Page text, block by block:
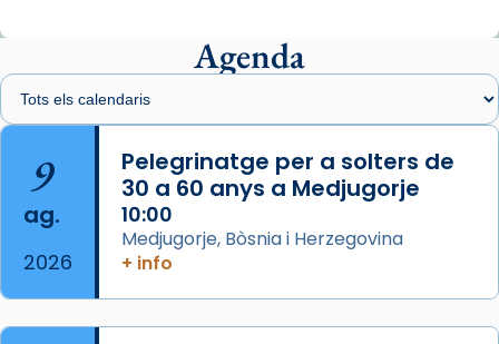
presidit aquest 27 de juliol la missa de Les
Santes de Mataró.
🔗 tinyurl.com/cvu5jmbk
📸 J. Merino
Photo
View on Facebook ·
de Barcelona.
Agenda
9
ag.
2026
Pelegrinatge per a solters de
30 a 60 anys a Medjugorje
10:00
Medjugorje, Bòsnia i Herzegovina
+ info